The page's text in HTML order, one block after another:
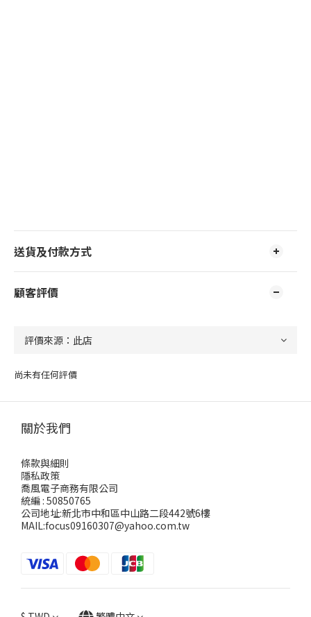
送貨及付款方式
顧客評價
尚未有任何評價
關於我們
條款與細則
隱私政策
喬風電子商務有限公司
統編 : 50850765
公司地址:新北市中和區中山路二段442號6樓
MAIL:focus09160307@yahoo.com.tw